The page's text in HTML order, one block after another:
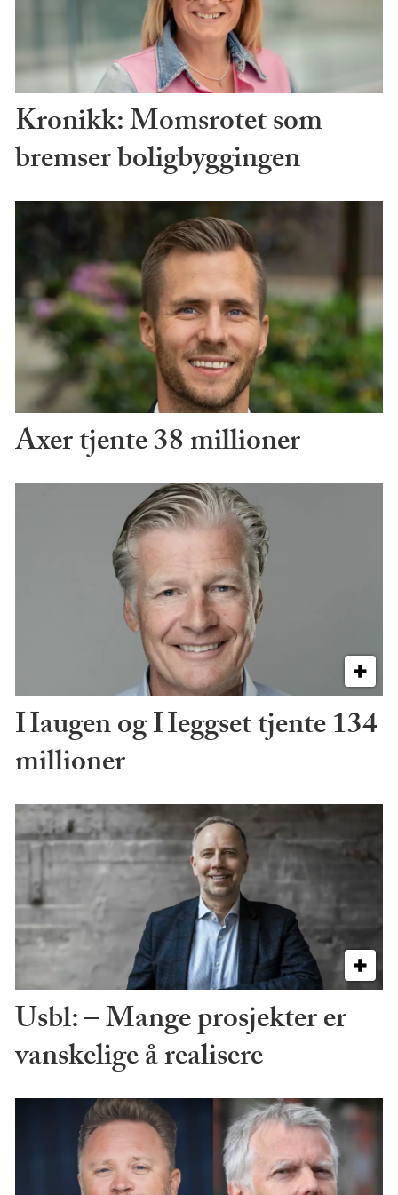
Kronikk: Momsrotet som
bremser boligbyggingen
Axer tjente 38 millioner
Haugen og Heggset tjente 134
millioner
Usbl: – Mange prosjekter er
vanskelige å realisere